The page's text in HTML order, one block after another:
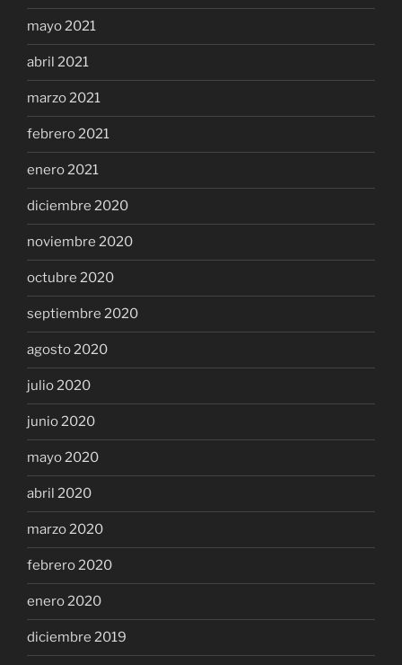
mayo 2021
abril 2021
marzo 2021
febrero 2021
enero 2021
diciembre 2020
noviembre 2020
octubre 2020
septiembre 2020
agosto 2020
julio 2020
junio 2020
mayo 2020
abril 2020
marzo 2020
febrero 2020
enero 2020
diciembre 2019